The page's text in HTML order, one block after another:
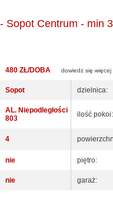
Sopot Centrum - min
480 ZŁ/DOBA dowiedz się więcej
Sopot dzielnica:
AL. Niepodległości
803
ilość pokoi:
4
nie piętro:
nie garaż: